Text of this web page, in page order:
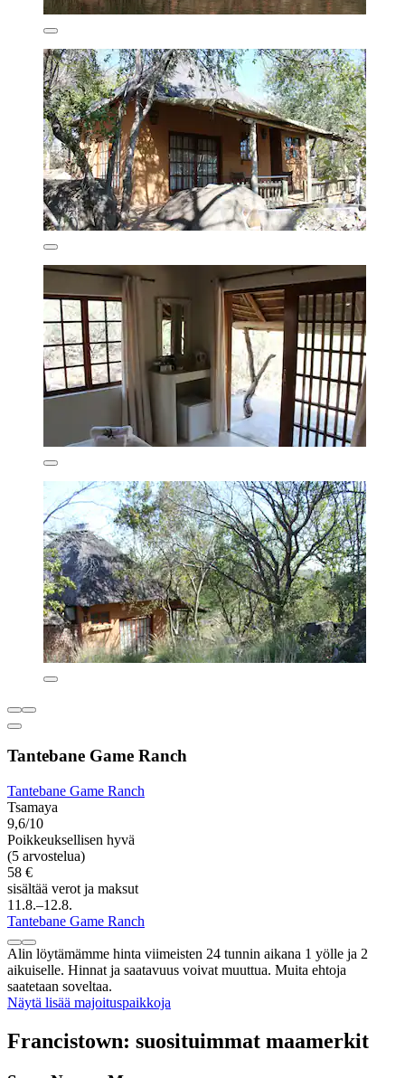
Tantebane Game Ranch
Tantebane Game Ranch
Tsamaya
9,6/10
Poikkeuksellisen hyvä
(5 arvostelua)
58 €
sisältää verot ja maksut
11.8.–12.8.
Tantebane Game Ranch
Alin löytämämme hinta viimeisten 24 tunnin aikana 1 yölle ja 2
aikuiselle. Hinnat ja saatavuus voivat muuttua. Muita ehtoja
saatetaan soveltaa.
Näytä lisää majoituspaikkoja
Francistown: suosituimmat maamerkit